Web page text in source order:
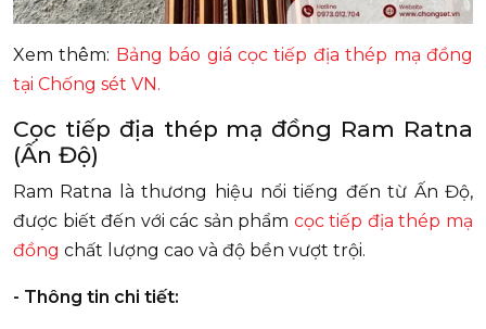
Xem thêm: Bảng báo giá cọc tiếp địa thép mạ đồng
tại Chống sét VN.
Cọc tiếp địa thép mạ đồng Ram Ratna
(Ấn Độ)
Ram Ratna là thương hiệu nổi tiếng đến từ Ấn Độ,
được biết đến với các sản phẩm cọc tiếp địa thép mạ
đồng chất lượng cao và độ bền vượt trội.
- Thông tin chi tiết: